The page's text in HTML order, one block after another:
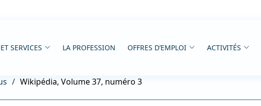
SERVICES LA PROFESSION OFFRES D’EMPLOI ACTIVITÉS
Wikipédia, Volume 37, numéro 3